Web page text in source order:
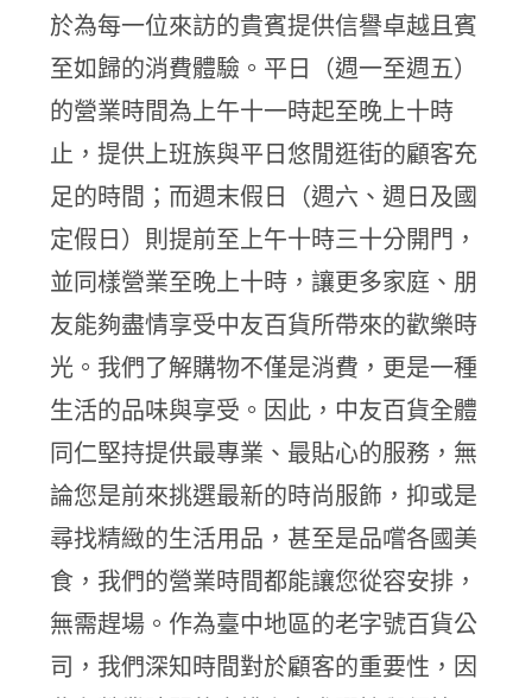
於為每一位來訪的貴賓提供信譽卓越且賓
至如歸的消費體驗。平日（週一至週五）
的營業時間為上午十一時起至晚上十時
止，提供上班族與平日悠閒逛街的顧客充
足的時間；而週末假日（週六、週日及國
定假日）則提前至上午十時三十分開門，
並同樣營業至晚上十時，讓更多家庭、朋
友能夠盡情享受中友百貨所帶來的歡樂時
光。我們了解購物不僅是消費，更是一種
生活的品味與享受。因此，中友百貨全體
同仁堅持提供最專業、最貼心的服務，無
論您是前來挑選最新的時尚服飾，抑或是
尋找精緻的生活用品，甚至是品嚐各國美
食，我們的營業時間都能讓您從容安排，
無需趕場。作為臺中地區的老字號百貨公
司，我們深知時間對於顧客的重要性，因